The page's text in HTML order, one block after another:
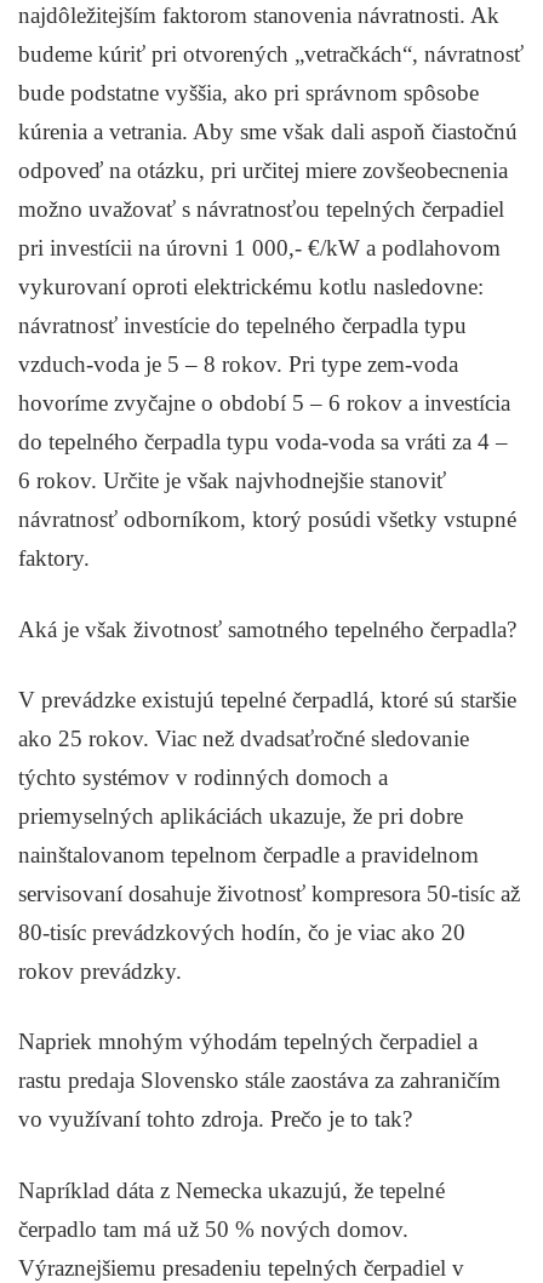
najdôležitejším faktorom stanovenia návratnosti. Ak
budeme kúriť pri otvorených „vetračkách“, návratnosť
bude podstatne vyššia, ako pri správnom spôsobe
kúrenia a vetrania. Aby sme však dali aspoň čiastočnú
odpoveď na otázku, pri určitej miere zovšeobecnenia
možno uvažovať s návratnosťou tepelných čerpadiel
pri investícii na úrovni 1 000,- €/kW a podlahovom
vykurovaní oproti elektrickému kotlu nasledovne:
návratnosť investície do tepelného čerpadla typu
vzduch-voda je 5 – 8 rokov. Pri type zem-voda
hovoríme zvyčajne o období 5 – 6 rokov a investícia
do tepelného čerpadla typu voda-voda sa vráti za 4 –
6 rokov. Určite je však najvhodnejšie stanoviť
návratnosť odborníkom, ktorý posúdi všetky vstupné
faktory.
Aká je však životnosť samotného tepelného čerpadla?
V prevádzke existujú tepelné čerpadlá, ktoré sú staršie
ako 25 rokov. Viac než dvadsaťročné sledovanie
týchto systémov v rodinných domoch a
priemyselných aplikáciách ukazuje, že pri dobre
nainštalovanom tepelnom čerpadle a pravidelnom
servisovaní dosahuje životnosť kompresora 50-tisíc až
80-tisíc prevádzkových hodín, čo je viac ako 20
rokov prevádzky.
Napriek mnohým výhodám tepelných čerpadiel a
rastu predaja Slovensko stále zaostáva za zahraničím
vo využívaní tohto zdroja. Prečo je to tak?
Napríklad dáta z Nemecka ukazujú, že tepelné
čerpadlo tam má už 50 % nových domov.
Výraznejšiemu presadeniu tepelných čerpadiel v